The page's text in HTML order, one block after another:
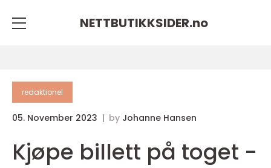
NETTBUTIKKSIDER.no
redaktionel
05. November 2023 by Johanne Hansen
Kjøpe billett på toget -